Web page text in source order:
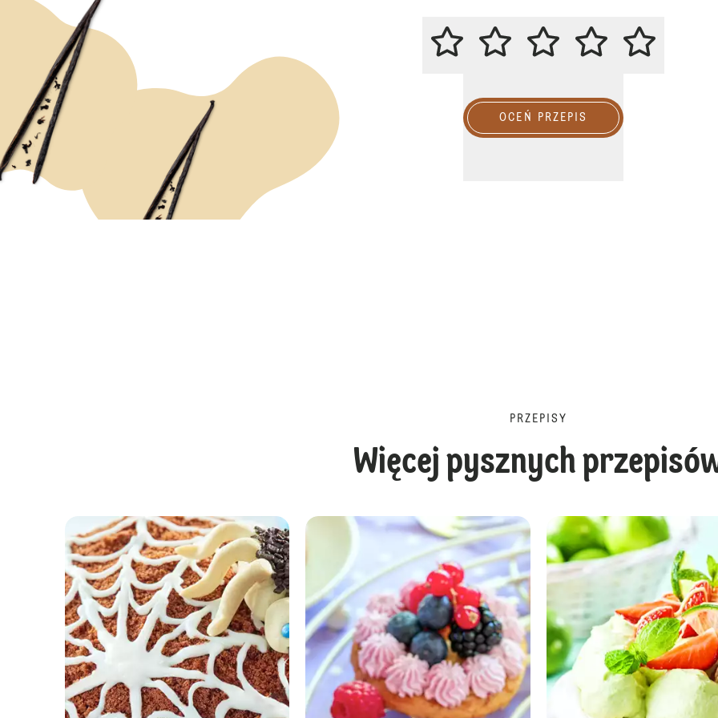
ZACHĘCAMY DO OCENY
OCEŃ PRZEPIS
PRZEPISY
Więcej pysznych
Pająk